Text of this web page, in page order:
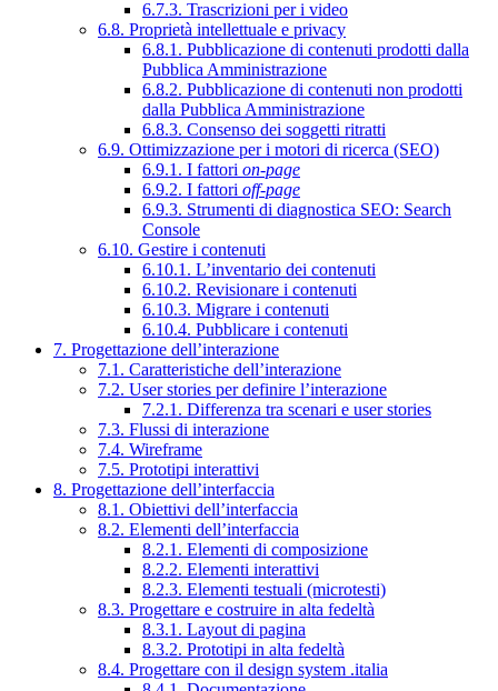
6.7.3. Trascrizioni per i video
6.8. Proprietà intellettuale e privacy
6.8.1. Pubblicazione di contenuti prodotti dalla
Pubblica Amministrazione
6.8.2. Pubblicazione di contenuti non prodotti
dalla Pubblica Amministrazione
6.8.3. Consenso dei soggetti ritratti
6.9. Ottimizzazione per i motori di ricerca (SEO)
6.9.1. I fattori on-page
6.9.2. I fattori off-page
6.9.3. Strumenti di diagnostica SEO: Search
Console
6.10. Gestire i contenuti
6.10.1. L’inventario dei contenuti
6.10.2. Revisionare i contenuti
6.10.3. Migrare i contenuti
6.10.4. Pubblicare i contenuti
7. Progettazione dell’interazione
7.1. Caratteristiche dell’interazione
7.2. User stories per definire l’interazione
7.2.1. Differenza tra scenari e user stories
7.3. Flussi di interazione
7.4. Wireframe
7.5. Prototipi interattivi
8. Progettazione dell’interfaccia
8.1. Obiettivi dell’interfaccia
8.2. Elementi dell’interfaccia
8.2.1. Elementi di composizione
8.2.2. Elementi interattivi
8.2.3. Elementi testuali (microtesti)
8.3. Progettare e costruire in alta fedeltà
8.3.1. Layout di pagina
8.3.2. Prototipi in alta fedeltà
8.4. Progettare con il design system .italia